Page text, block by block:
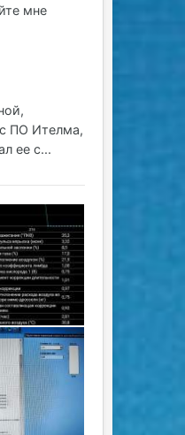
мне
ПО Ителма,
ее с...